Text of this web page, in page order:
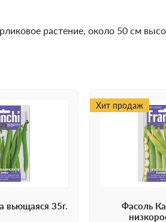
растение, около 50 см
вьющаяся 35г.
Хит продаж
Фасоль